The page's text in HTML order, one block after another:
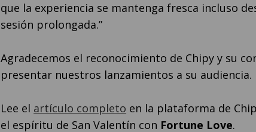
que la experiencia se mantenga fresca incluso
sesión prolongada.”
Agradecemos el reconocimiento de Chipy y su
presentar nuestros lanzamientos a su audiencia.
Lee el artículo completo en la plataforma de
el espíritu de San Valentín con Fortune Love.